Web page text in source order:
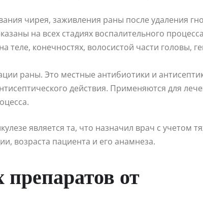
чирея, заживления раны после удаления
на всех стадиях воспалительного
конечностях, волосистой части головы,
раны. Это местные антибиотики и
действия. Применяются для
является та, что назначил врач с учетом
возраста пациента и его анамнеза.
от